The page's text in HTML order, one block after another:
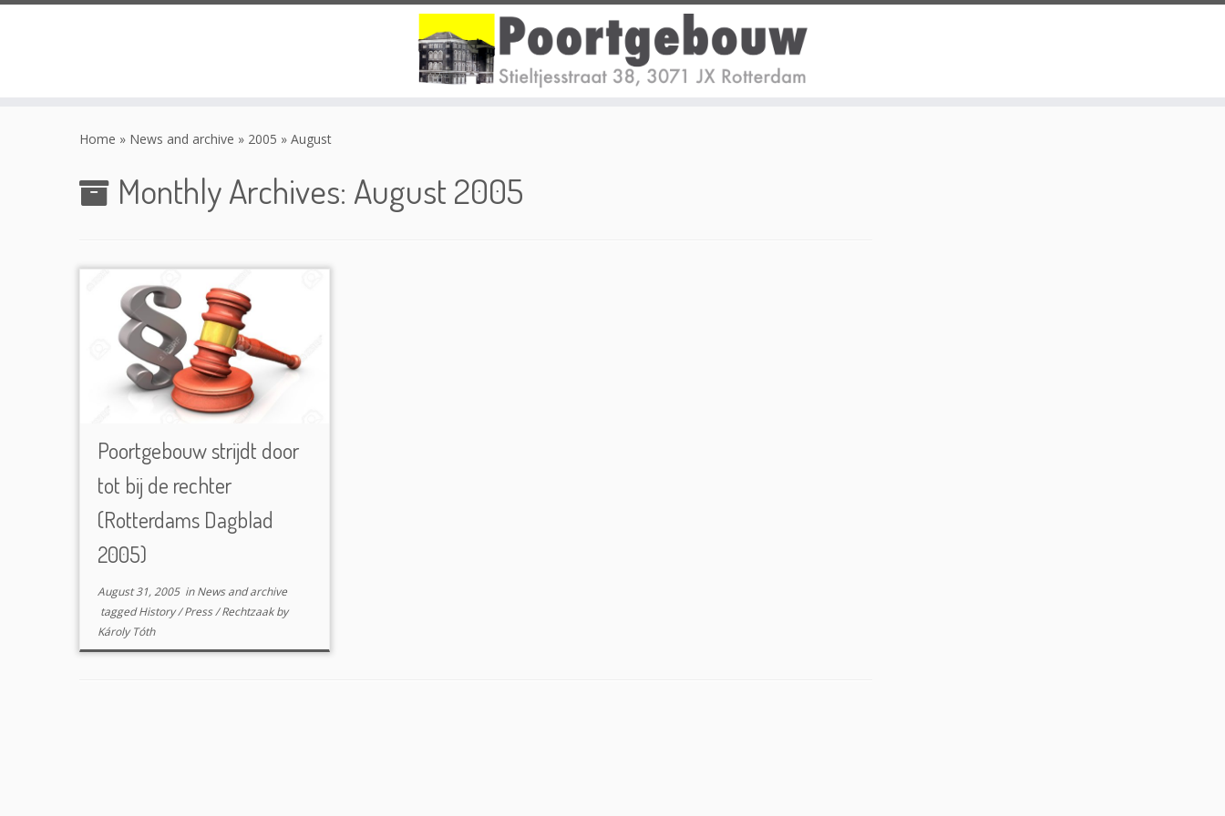
Home » News and archive » 2005 » August
Monthly Archives: August 2005
Poortgebouw strijdt door
tot bij de rechter
(Rotterdams Dagblad
2005)
August 31, 2005inNews and archive
taggedHistory/Press/Rechtzaakby
Károly Tóth